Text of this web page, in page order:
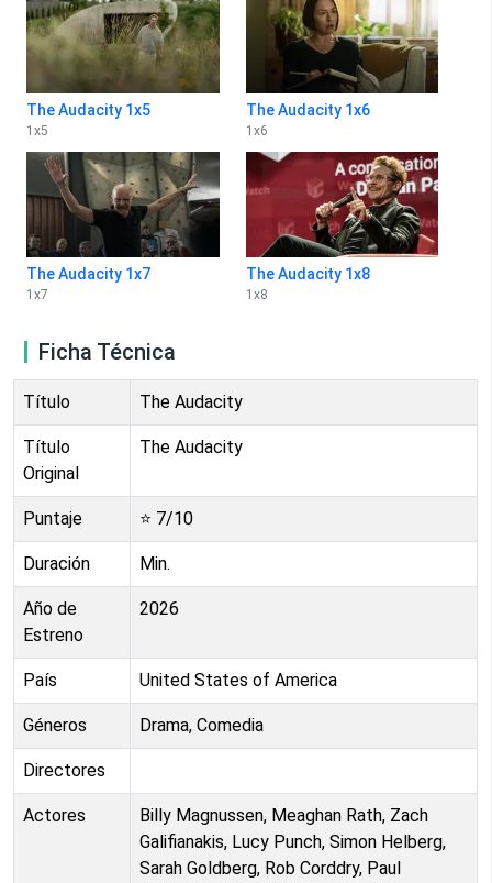
The Audacity 1x5
1 x5
The Audacity 1x6
1 x6
The Audacity 1x7
1 x7
The Audacity 1x8
1 x8
Ficha Técnica
Título The Audacity
Título
Original
The Audacity
Puntaje ⭐ 7/10
Duración Min.
Año de
Estreno
2026
País United States of America
Géneros Drama, Comedia
Directores
Actores
Billy Magnussen, Meaghan Rath, Zach
Galifianakis, Lucy Punch, Simon Helberg,
Sarah Goldberg, Rob Corddry, Paul